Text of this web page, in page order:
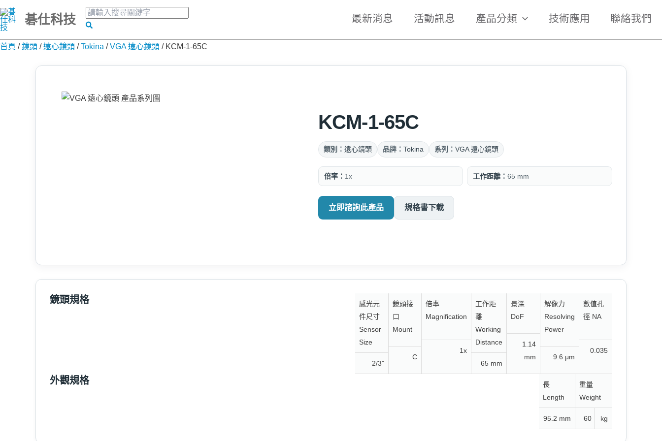
跳
至
主
要
碁仕科技
搜
尋
關
鍵
字:
搜
尋
最新消息 活動訊息 產品分類 技術應用 聯絡我們
首頁 /鏡頭 /遠心鏡頭 /Tokina /VGA 遠心鏡頭 / KCM-1-65C
KCM-1-65C
類別： 遠心鏡頭 品牌： Tokina 系列： VGA 遠心鏡頭
倍率： 1x 工作距離：65 mm
立即諮詢此產品 規格書下載
鏡頭規格
感光元
件尺寸
Sensor
Size
2/3"
鏡頭接
口
Mount
C
倍率
Magnification
1x
工作距
離
Working
Distance
65 mm
景深
DoF
1.14
mm
解像力
Resolving
Power
9.6 μm
數值孔
徑 NA
0.035
外觀規格
長
Length
95.2 mm
重量
Weight
60 kg